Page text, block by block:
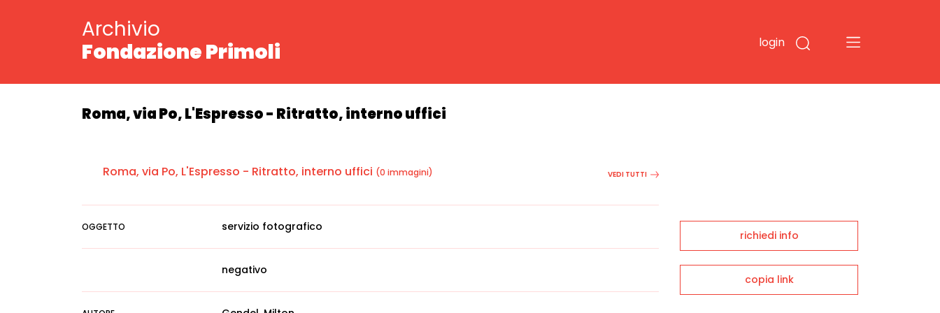
Archivio
Fondazione Primoli
login
Roma, via Po, L'Espresso - Ritratto, interno uffici
Roma, via Po, L'Espresso - Ritratto, interno uffici (0 immagini) VEDI TUTTI
OGGETTO servizio fotografico
negativo
richiedi info
copia link